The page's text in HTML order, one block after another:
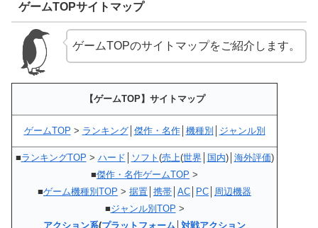
ゲームTOPサイトマップ
ゲームTOPのサイトマップをご紹介します。
【ゲームTOP】サイトマップ
ゲームTOP > ランキング│ 傑作・名作│ 機種別 ジャンル別
■ランキングTOP > ハード ソフト (売上(世界 国内)│ 海外評価)
■傑作・名作ゲームTOP >
■ゲーム機種別TOP > 据置 携帯 AC PC
周辺機器
■ジャンル別TOP >
アクション系(プラットフォーム 対戦アクション